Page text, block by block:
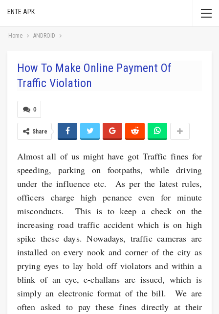
ENTE APK
Home ANDROID
How To Make Online Payment Of
Traffic Violation
0
Share
Almost all of us might have got Traffic fines for
speeding, parking on footpaths, while driving
under the influence etc. As per the latest rules,
officers charge high penance even for minute
misconducts. This is to keep a check on the
increasing road traffic accident which is on high
spike these days. Nowadays, traffic cameras are
installed on every nook and corner of the city as
prying eyes to lay hold off violators and within a
blink of an eye, e-challans are issued, which is
simply an electronic format of the bill. We are
often asked to pay these fines directly at their